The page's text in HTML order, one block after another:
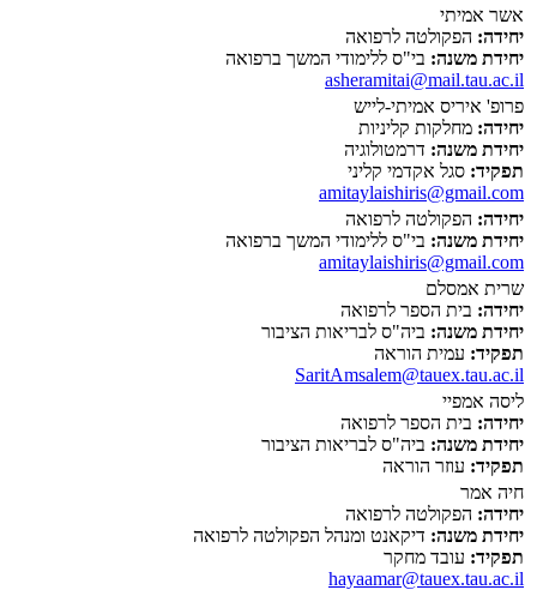
אשר אמיתי
יחידה: הפקולטה לרפואה
יחידת משנה: בי"ס ללימודי המשך ברפואה
asheramitai@mail.tau.ac.il
פרופ' איריס אמיתי-לייש
יחידה: מחלקות קליניות
יחידת משנה: דרמטולוגיה
תפקיד: סגל אקדמי קליני
amitaylaishiris@gmail.com
יחידה: הפקולטה לרפואה
יחידת משנה: בי"ס ללימודי המשך ברפואה
amitaylaishiris@gmail.com
שרית אמסלם
יחידה: בית הספר לרפואה
יחידת משנה: ביה"ס לבריאות הציבור
תפקיד: עמית הוראה
SaritAmsalem@tauex.tau.ac.il
ליסה אמפיי
יחידה: בית הספר לרפואה
יחידת משנה: ביה"ס לבריאות הציבור
תפקיד: עוזר הוראה
חיה אמר
יחידה: הפקולטה לרפואה
יחידת משנה: דיקאנט ומנהל הפקולטה לרפואה
תפקיד: עובד מחקר
hayaamar@tauex.tau.ac.il